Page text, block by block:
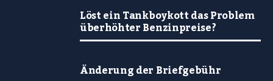
Löst ein Tankboykott das Problem
überhöhter Benzinpreise?
Änderung der Briefgebühr